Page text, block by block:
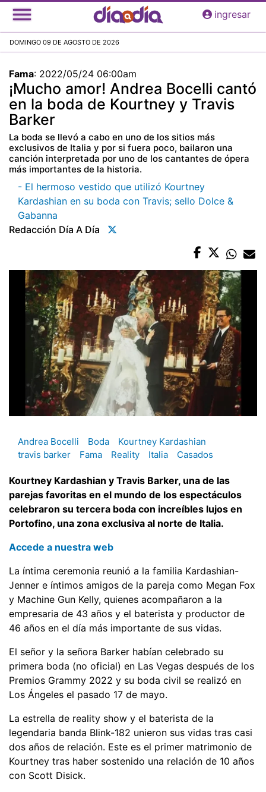
Pasar
al
principal
ingresar
DOMINGO 09 DE AGOSTO DE 2026
Fama: 2022/05/24 06:00am
¡Mucho amor! Andrea Bocelli cantó
en la boda de Kourtney y Travis
Barker
La boda se llevó a cabo en uno de los sitios más
exclusivos de Italia y por si fuera poco, bailaron una
canción interpretada por uno de los cantantes de ópera
más importantes de la historia.
- El hermoso vestido que utilizó Kourtney
Kardashian en su boda con Travis; sello Dolce &
Gabanna
Redacción Día A Día
Andrea Bocelli Boda
Kourtney Kardashian
travis barker
Fama Reality Italia Casados
Kourtney Kardashian y Travis Barker, una de las
parejas favoritas en el mundo de los espectáculos
celebraron su tercera boda con increíbles lujos en
Portofino, una zona exclusiva al norte de Italia.
Accede a nuestra web
La íntima ceremonia reunió a la familia Kardashian-
Jenner e íntimos amigos de la pareja como Megan Fox
y Machine Gun Kelly, quienes acompañaron a la
empresaria de 43 años y el baterista y productor de
46 años en el día más importante de sus vidas.
El señor y la señora Barker habían celebrado su
primera boda (no oficial) en Las Vegas después de los
Premios Grammy 2022 y su boda civil se realizó en
Los Ángeles el pasado 17 de mayo.
La estrella de reality show y el baterista de la
legendaria banda Blink-182 unieron sus vidas tras casi
dos años de relación. Este es el primer matrimonio de
Kourtney tras haber sostenido una relación de 10 años
con Scott Disick.